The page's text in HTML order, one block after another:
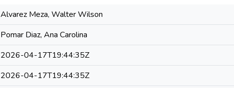
Alvarez Meza, Walter Wilson
Pomar Diaz, Ana Carolina
2026-04-17T19:44:35Z
2026-04-17T19:44:35Z